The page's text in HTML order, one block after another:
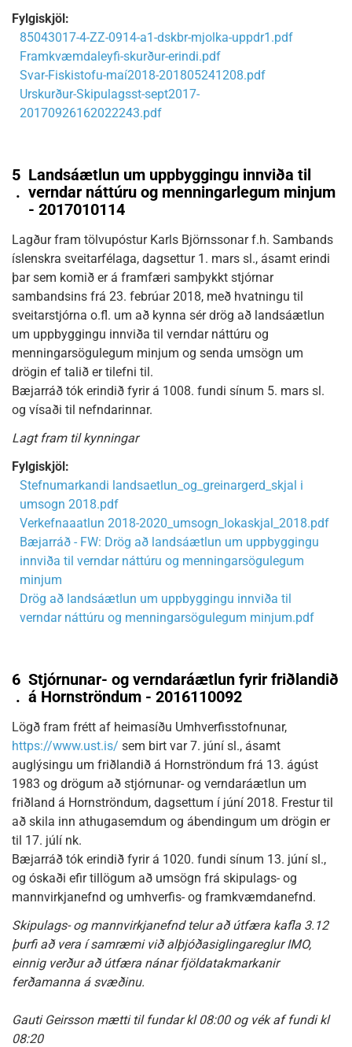
Fylgiskjöl:
85043017-4-ZZ-0914-a1-dskbr-mjolka-uppdr1.pdf
Framkvæmdaleyfi-skurður-erindi.pdf
Svar-Fiskistofu-maí2018-201805241208.pdf
Urskurður-Skipulagsst-sept2017-
20170926162022243.pdf
5
.
Landsáætlun um uppbyggingu innviða til
verndar náttúru og menningarlegum minjum
- 2017010114
Lagður fram tölvupóstur Karls Björnssonar f.h. Sambands
íslenskra sveitarfélaga, dagsettur 1. mars sl., ásamt erindi
þar sem komið er á framfæri samþykkt stjórnar
sambandsins frá 23. febrúar 2018, með hvatningu til
sveitarstjórna o.fl. um að kynna sér drög að landsáætlun
um uppbyggingu innviða til verndar náttúru og
menningarsögulegum minjum og senda umsögn um
drögin ef talið er tilefni til.
Bæjarráð tók erindið fyrir á 1008. fundi sínum 5. mars sl.
og vísaði til nefndarinnar.
Lagt fram til kynningar
Fylgiskjöl:
Stefnumarkandi landsaetlun_og_greinargerd_skjal i
umsogn 2018.pdf
Verkefnaaatlun 2018-2020_umsogn_lokaskjal_2018.pdf
Bæjarráð - FW: Drög að landsáætlun um uppbyggingu
innviða til verndar náttúru og menningarsögulegum
minjum
Drög að landsáætlun um uppbyggingu innviða til
verndar náttúru og menningarsögulegum minjum.pdf
6
.
Stjórnunar- og verndaráætlun fyrir friðlandið
á Hornströndum - 2016110092
Lögð fram frétt af heimasíðu Umhverfisstofnunar,
https://www.ust.is/ sem birt var 7. júní sl., ásamt
auglýsingu um friðlandið á Hornströndum frá 13. ágúst
1983 og drögum að stjórnunar- og verndaráætlun um
friðland á Hornströndum, dagsettum í júní 2018. Frestur til
að skila inn athugasemdum og ábendingum um drögin er
til 17. júlí nk.
Bæjarráð tók erindið fyrir á 1020. fundi sínum 13. júní sl.,
og óskaði efir tillögum að umsögn frá skipulags- og
mannvirkjanefnd og umhverfis- og framkvæmdanefnd.
Skipulags- og mannvirkjanefnd telur að útfæra kafla 3.12
þurfi að vera í samræmi við alþjóðasiglingareglur IMO,
einnig verður að útfæra nánar fjöldatakmarkanir
ferðamanna á svæðinu.
Gauti Geirsson mætti til fundar kl 08:00 og vék af fundi kl
08:20